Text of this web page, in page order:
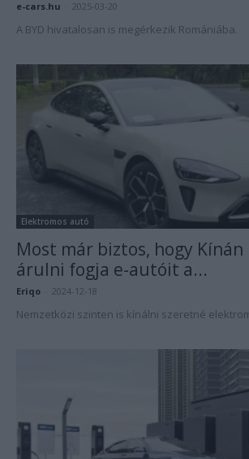
e-cars.hu 2025-03-20
A BYD hivatalosan is megérkezik Romániába.
Elektromos autó
Most már biztos, hogy Kínán
árulni fogja e-autóit a...
Eriqo 2024-12-18
Nemzetközi szinten is kínálni szeretné